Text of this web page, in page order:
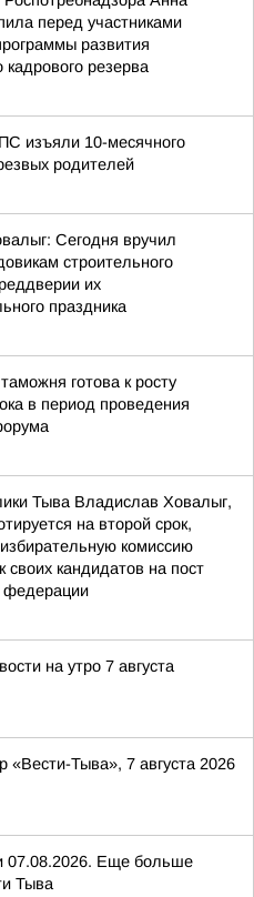
перед участниками
развития
резерва
изъяли 10-месячного
родителей
Сегодня вручил
строительного
их
праздника
готова к росту
в период проведения
Тыва Владислав Ховалыг,
на второй срок,
комиссию
своих кандидатов на пост
федерации
на утро 7 августа
«Вести-Тыва», 7 августа 2026
07.08.2026. Еще больше
Тыва